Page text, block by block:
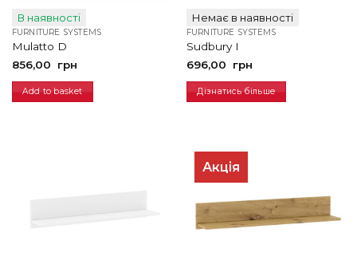
В наявності
FURNITURE SYSTEMS
Mulatto D
856,00
грн
Add to basket
Немає в наявності
FURNITURE SYSTEMS
Sudbury I
696,00
грн
Дізнатись більше
Акція